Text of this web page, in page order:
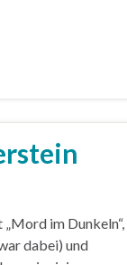
im Dunkeln“,
dabei) und